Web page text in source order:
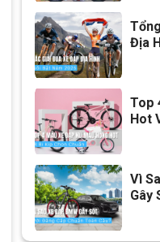
Địa
Top
Hot
Vì
Gây